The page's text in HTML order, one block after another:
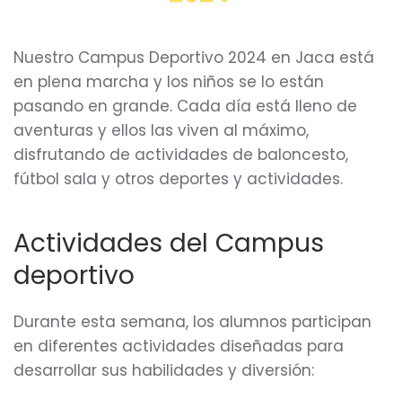
Nuestro Campus Deportivo 2024 en Jaca está
en plena marcha y los niños se lo están
pasando en grande. Cada día está lleno de
aventuras y ellos las viven al máximo,
disfrutando de actividades de baloncesto,
fútbol sala y otros deportes y actividades.
Actividades del Campus
deportivo
Durante esta semana, los alumnos participan
en diferentes actividades diseñadas para
desarrollar sus habilidades y diversión: